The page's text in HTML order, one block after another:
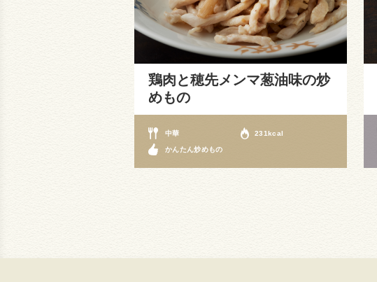
鶏肉と穂先メンマ葱油味の炒
めもの
中華 231kcal
かんたん炒めもの